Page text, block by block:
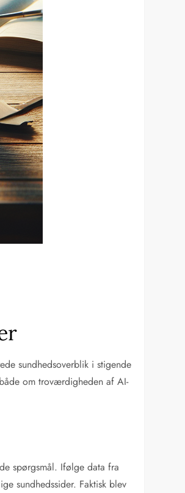
sundhedsoverblik i stigende
om troværdigheden af AI-
spørgsmål. Ifølge data fra
sundhedssider. Faktisk blev